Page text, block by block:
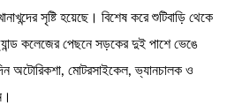
সৃষ্টি হয়েছে। বিশেষ করে শুটিবাড়ি থেকে
কলেজের পেছনে সড়কের দুই পাশে ভেঙে
অটোরিকশা, মোটরসাইকেল, ভ্যানচালক ও